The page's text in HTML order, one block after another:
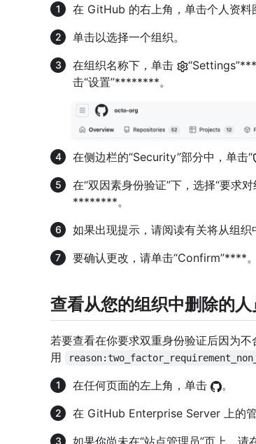
在 GitHub 的右上角，单击个人资料
单击以选择一个组织。
在组织名称下，单击
击“设置”********。
在侧边栏的“Security”部分中，单击“
在“双因素身份验证”下，选择“要求
********。
如果出现提示，请阅读有关将从组织
要确认更改，请单击“Confirm”****。
查看从您的组织中删除的人
若要查看在你要求双重身份验证后因为
用
在任何页面的左上角，单击
。
在 GitHub Enterprise Server 上的